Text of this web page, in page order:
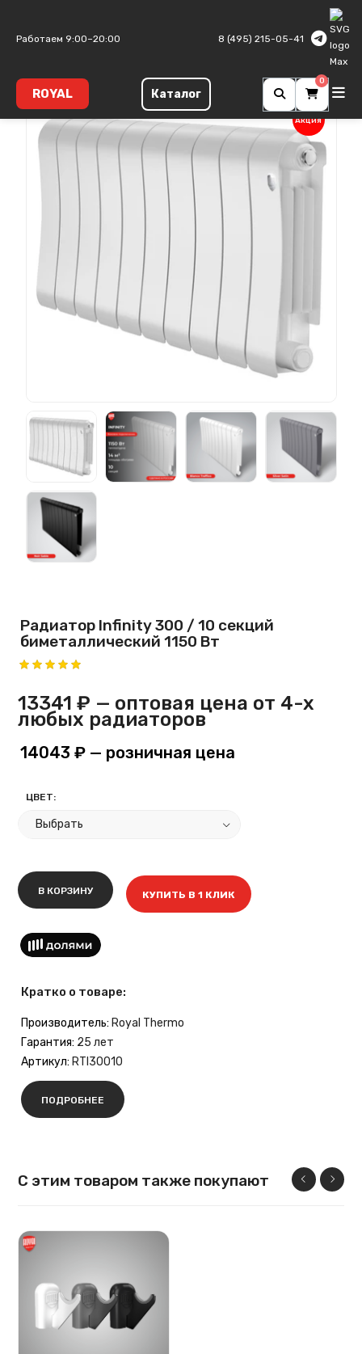
Работаем 9:00–20:00 8 (495) 215-05-41
ROYAL Каталог
0
Акция
Радиатор Infinity 300 / 10 секций
биметаллический 1150 Вт
13341 ₽ — оптовая цена от 4-х
любых радиаторов
14043 ₽ — розничная цена
ЦВЕТ:
В КОРЗИНУ КУПИТЬ В 1 КЛИК
Кратко о товаре:
Производитель: Royal Thermo
Гарантия: 25 лет
Артикул: RTI30010
ПОДРОБНЕЕ
С этим товаром также покупают